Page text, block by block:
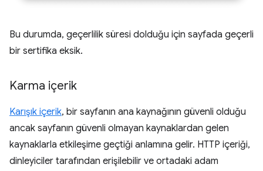
Bu durumda, geçerlilik süresi dolduğu için sayfada geçerli
bir sertifika eksik.
Karma içerik
Karışık içerik, bir sayfanın ana kaynağının güvenli olduğu
ancak sayfanın güvenli olmayan kaynaklardan gelen
kaynaklarla etkileşime geçtiği anlamına gelir. HTTP içeriği,
dinleyiciler tarafından erişilebilir ve ortadaki adam